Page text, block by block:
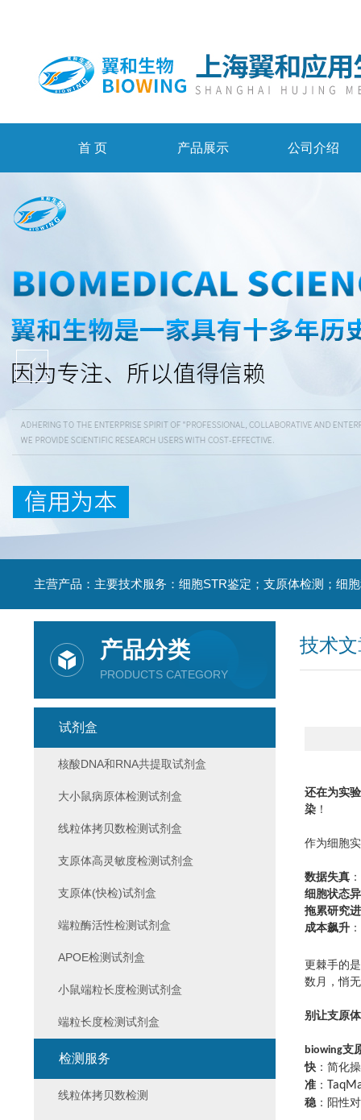
首 页 产品展示 公司介绍
技术
还在为实
染！
作为细胞
数据失真
细胞状态
拖累研究
成本飙升
更棘手的
数月，悄
别让支原
biowing支
快：简化
准：
稳：阳性
产品分类
PRODUCTS CATEGORY
试剂盒
核酸DNA和RNA共提取试剂盒
大小鼠病原体检测试剂盒
线粒体拷贝数检测试剂盒
支原体高灵敏度检测试剂盒
支原体(快检)试剂盒
端粒酶活性检测试剂盒
APOE检测试剂盒
小鼠端粒长度检测试剂盒
端粒长度检测试剂盒
检测服务
线粒体拷贝数检测